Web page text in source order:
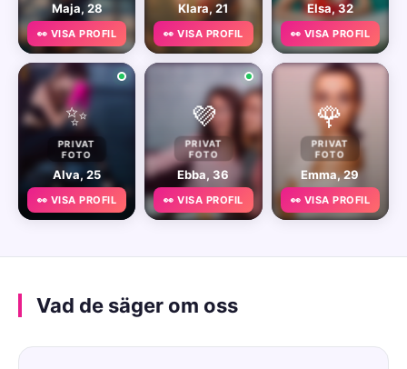
Maja, 28
👀 VISA PROFIL
Klara, 21
👀 VISA PROFIL
Elsa, 32
👀 VISA PROFIL
✨
PRIVAT
FOTO
Alva, 25
👀 VISA PROFIL
💜
PRIVAT
FOTO
Ebba, 36
👀 VISA PROFIL
🌹
PRIVAT
FOTO
Emma, 29
👀 VISA PROFIL
Vad de säger om oss